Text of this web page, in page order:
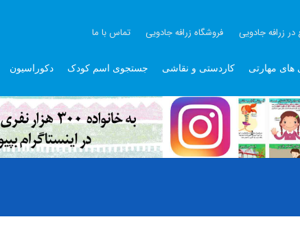
در زرافه جادویی فروشگاه زرافه جادویی تماس با ما
های مهارتی کاردستی و نقاشی جستجوی اسم کودک دکوراسیون